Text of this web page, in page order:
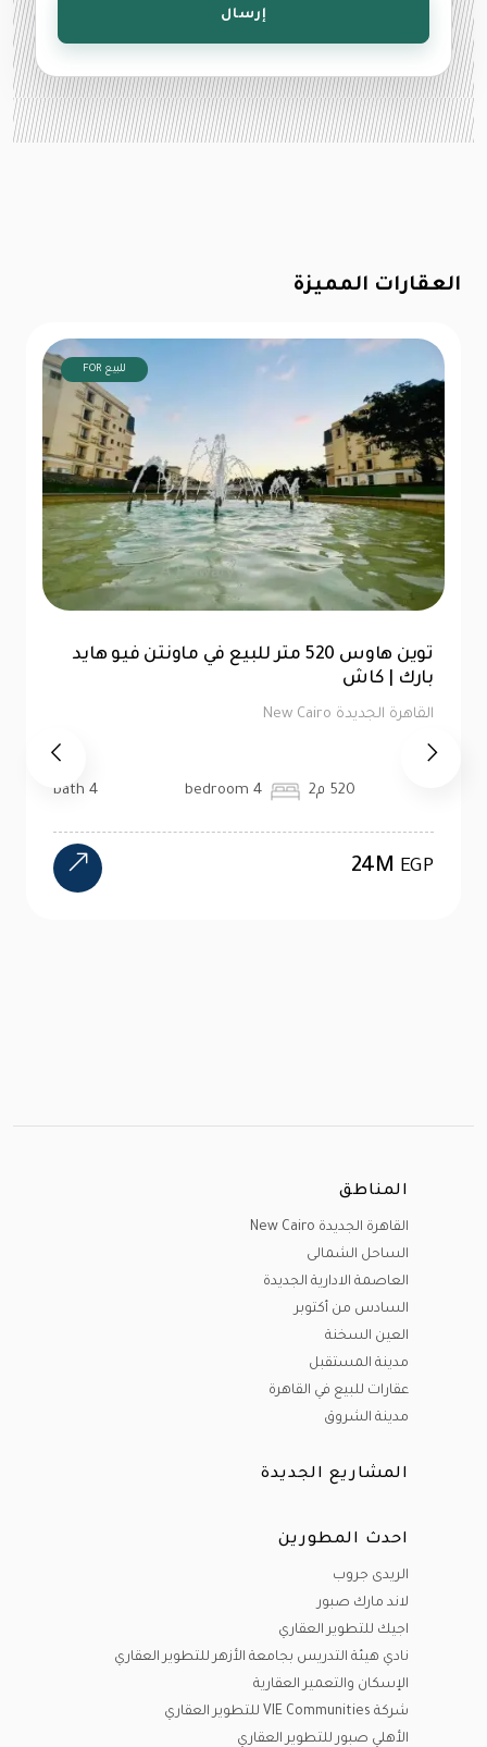
إرسال
العقارات المميزة
FOR للبيع
توين هاوس 520 متر للبيع في ماونتن فيو هايد
بارك | كاش
القاهرة الجديدة New Cairo
520 م2 4 bedroom
4 bath
24M EGP
المناطق
القاهرة الجديدة New Cairo
الساحل الشمالى
العاصمة الادارية الجديدة
السادس من أكتوبر
العين السخنة
مدينة المستقبل
عقارات للبيع في القاهرة
مدينة الشروق
المشاريع الجديدة
احدث المطورين
الريدى جروب
لاند مارك صبور
اجيك للتطوير العقاري
نادي هيئة التدريس بجامعة الأزهر للتطوير العقاري
الإسكان والتعمير العقارية
شركة VIE Communities للتطوير العقاري
الأهلي صبور للتطوير العقاري